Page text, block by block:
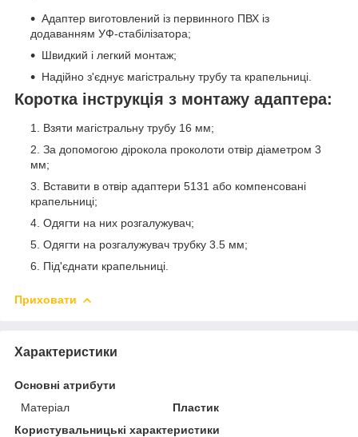
Адаптер виготовлений із первинного ПВХ із
додаванням УФ-стабілізатора;
Швидкий і легкий монтаж;
Надійно з'єднує магістральну трубу та крапельниці.
Коротка інструкція з монтажу адаптера:
Взяти магістральну трубу 16 мм;
За допомогою дірокола проколоти отвір діаметром 3
мм;
Вставити в отвір адаптери 5131 або компенсовані
крапельниці;
Одягти на них розгалужувач;
Одягти на розгалужувач трубку 3.5 мм;
Під'єднати крапельниці.
Приховати
Характеристики
Основні атрибути
Матеріал
Пластик
Користувальницькі характеристики